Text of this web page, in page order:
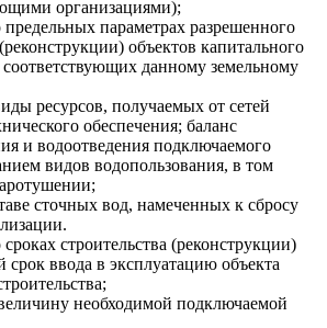
организациями);
параметрах разрешенного
объектов капитального
соответствующих данному земельному
ресурсов, получаемых от сетей
обеспечения; баланс
и водоотведения подключаемого
видов водопользования, в том
сточных вод, намеченных к сбросу
строительства (реконструкции)
ввода в эксплуатацию объекта
необходимой подключаемой